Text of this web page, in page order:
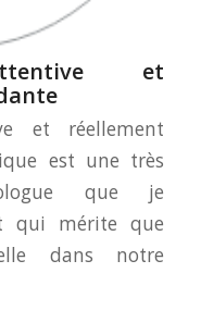
et
et réellement
est une très
que je
qui mérite que
dans notre